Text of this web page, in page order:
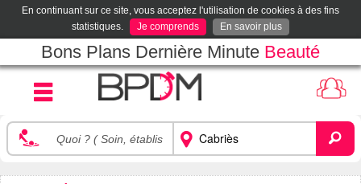
En continuant sur ce site, vous acceptez l'utilisation de cookies à des fins
statistiques.
Je comprends En savoir plus
Bons Plans Dernière Minute Beauté